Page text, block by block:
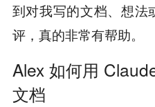
到对我写的文档、想法
评，真的非常有帮助。
Alex 如何用
文档